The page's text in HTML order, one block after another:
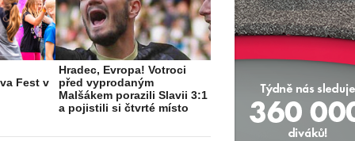
Fest v
Hradec, Evropa! Votroci
před vyprodaným
Malšákem porazili Slavii 3:1
a pojistili si čtvrté místo